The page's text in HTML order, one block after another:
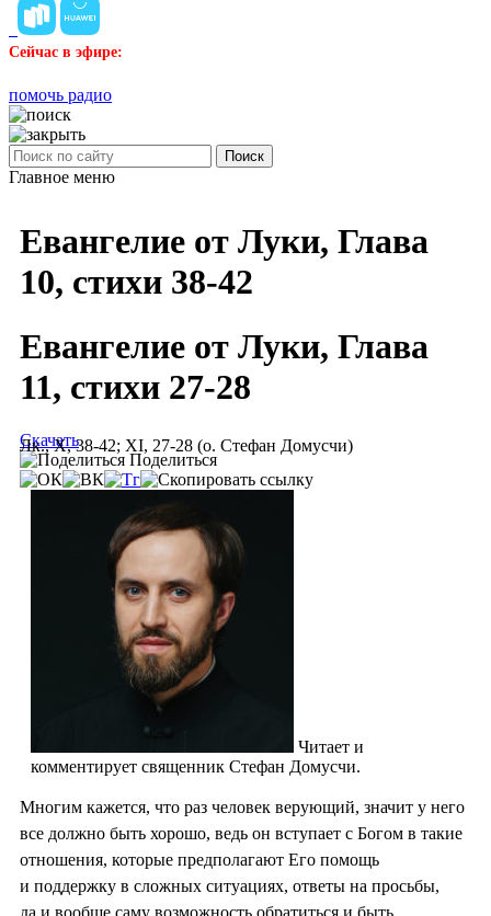
Сейчас в эфире:
помочь радио
Поиск
Главное меню
Евангелие от Луки, Глава
10, стихи 38-42
Евангелие от Луки, Глава
11, стихи 27-28
Лк., X, 38-42; XI, 27-28 (о. Стефан Домусчи)
Скачать
Поделиться
Читает и
комментирует священник Стефан Домусчи.
Многим кажется, что раз человек верующий, значит у него
все должно быть хорошо, ведь он вступает с Богом в такие
отношения, которые предполагают Его помощь
и поддержку в сложных ситуациях, ответы на просьбы,